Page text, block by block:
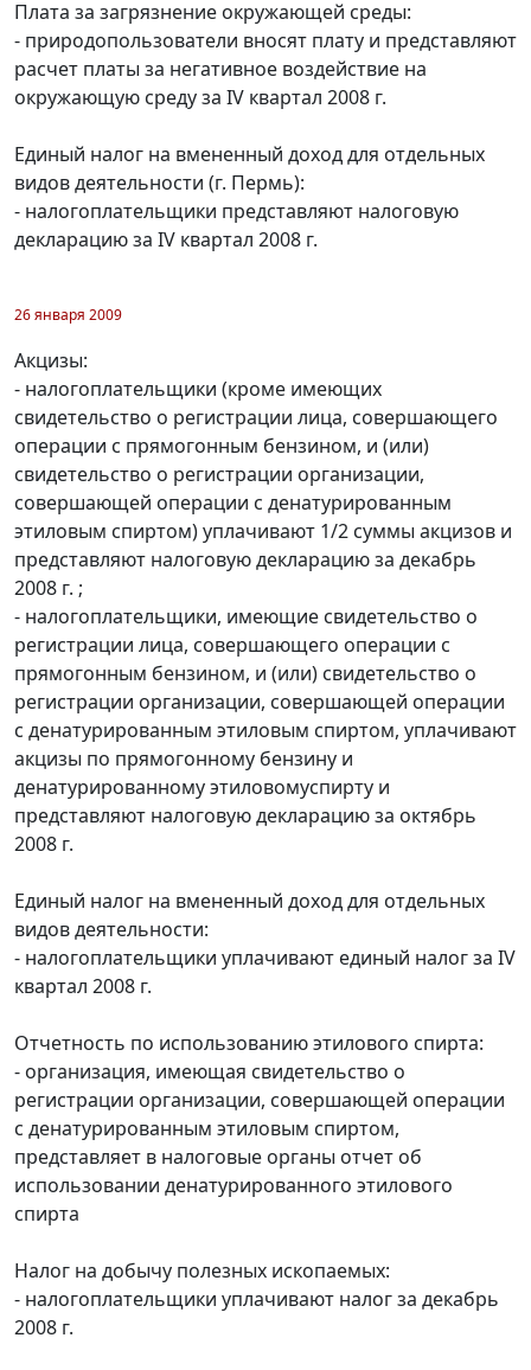
Плата за загрязнение окружающей среды:
- природопользователи вносят плату и представляют
расчет платы за негативное воздействие на
окружающую среду за IV квартал 2008 г.
Единый налог на вмененный доход для отдельных
видов деятельности (г. Пермь):
- налогоплательщики представляют налоговую
декларацию за IV квартал 2008 г.
26 января 2009
Акцизы:
- налогоплательщики (кроме имеющих
свидетельство о регистрации лица, совершающего
операции с прямогонным бензином, и (или)
свидетельство о регистрации организации,
совершающей операции с денатурированным
этиловым спиртом) уплачивают 1/2 суммы акцизов и
представляют налоговую декларацию за декабрь
2008 г. ;
- налогоплательщики, имеющие свидетельство о
регистрации лица, совершающего операции с
прямогонным бензином, и (или) свидетельство о
регистрации организации, совершающей операции
с денатурированным этиловым спиртом, уплачивают
акцизы по прямогонному бензину и
денатурированному этиловомуспирту и
представляют налоговую декларацию за октябрь
2008 г.
Единый налог на вмененный доход для отдельных
видов деятельности:
- налогоплательщики уплачивают единый налог за IV
квартал 2008 г.
Отчетность по использованию этилового спирта:
- организация, имеющая свидетельство о
регистрации организации, совершающей операции
с денатурированным этиловым спиртом,
представляет в налоговые органы отчет об
использовании денатурированного этилового
спирта
Налог на добычу полезных ископаемых:
- налогоплательщики уплачивают налог за декабрь
2008 г.